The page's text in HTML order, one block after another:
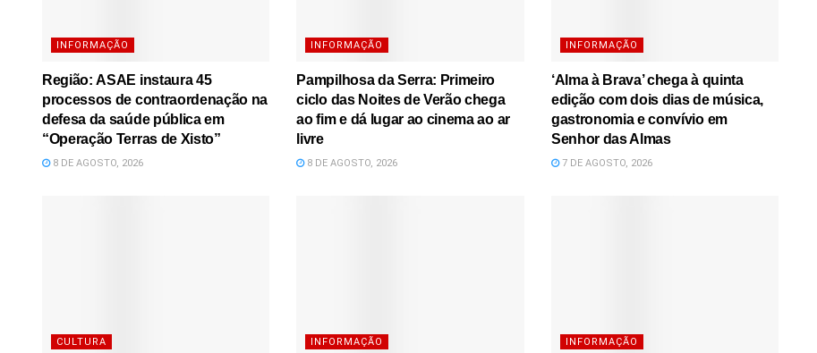
INFORMAÇÃO
Região: ASAE instaura 45
processos de contraordenação na
defesa da saúde pública em
“Operação Terras de Xisto”
8 DE AGOSTO, 2026
INFORMAÇÃO
Pampilhosa da Serra: Primeiro
ciclo das Noites de Verão chega
ao fim e dá lugar ao cinema ao ar
livre
8 DE AGOSTO, 2026
INFORMAÇÃO
‘Alma à Brava’ chega à quinta
edição com dois dias de música,
gastronomia e convívio em
Senhor das Almas
7 DE AGOSTO, 2026
CULTURA INFORMAÇÃO INFORMAÇÃO